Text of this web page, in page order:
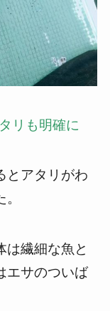
リも明確に
とアタリがわ
は繊細な魚と
エサのついば